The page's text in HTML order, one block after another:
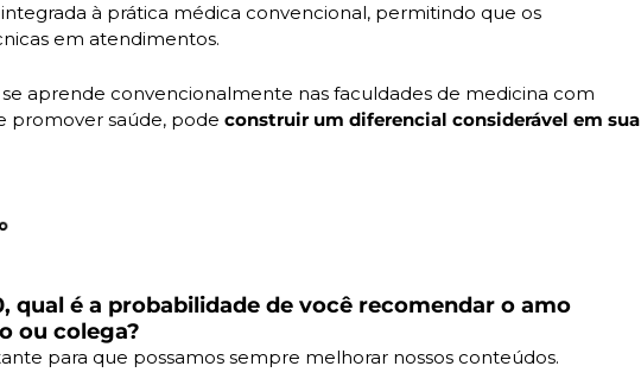
à prática médica convencional, permitindo que os
em atendimentos.
aprende convencionalmente nas faculdades de medicina com
promover saúde, pode construir um diferencial considerável em sua
qual é a probabilidade de você recomendar o amo
ou colega?
para que possamos sempre melhorar nossos conteúdos.